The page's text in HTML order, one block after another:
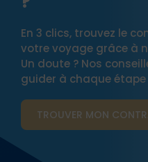
En 3 clics, trouvez le
votre voyage grâce à
Un doute ? Nos
guider à chaque
TROUVER MON